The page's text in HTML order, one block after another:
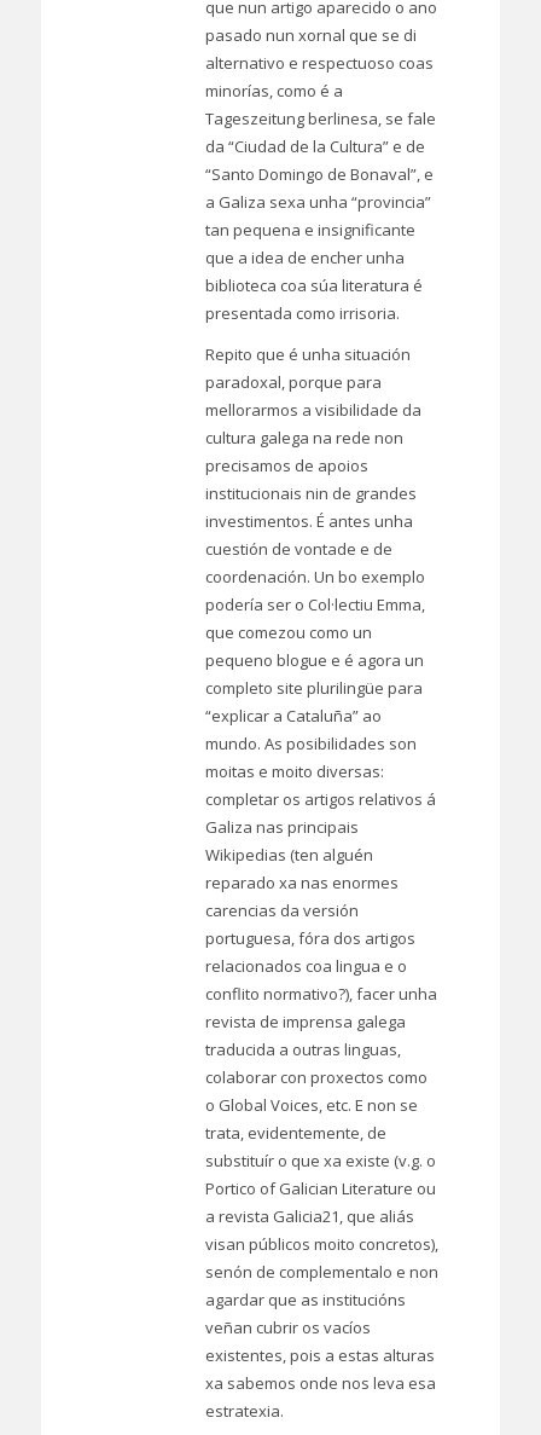
que nun artigo aparecido o ano
pasado nun xornal que se di
alternativo e respectuoso coas
minorías, como é a
Tageszeitung berlinesa, se fale
da “Ciudad de la Cultura” e de
“Santo Domingo de Bonaval”, e
a Galiza sexa unha “provincia”
tan pequena e insignificante
que a idea de encher unha
biblioteca coa súa literatura é
presentada como irrisoria.
Repito que é unha situación
paradoxal, porque para
mellorarmos a visibilidade da
cultura galega na rede non
precisamos de apoios
institucionais nin de grandes
investimentos. É antes unha
cuestión de vontade e de
coordenación. Un bo exemplo
podería ser o Col·lectiu Emma,
que comezou como un
pequeno blogue e é agora un
completo site plurilingüe para
“explicar a Cataluña” ao
mundo. As posibilidades son
moitas e moito diversas:
completar os artigos relativos á
Galiza nas principais
Wikipedias (ten alguén
reparado xa nas enormes
carencias da versión
portuguesa, fóra dos artigos
relacionados coa lingua e o
conflito normativo?), facer unha
revista de imprensa galega
traducida a outras linguas,
colaborar con proxectos como
o Global Voices, etc. E non se
trata, evidentemente, de
substituír o que xa existe (v.g. o
Portico of Galician Literature ou
a revista Galicia21, que aliás
visan públicos moito concretos),
senón de complementalo e non
agardar que as institucións
veñan cubrir os vacíos
existentes, pois a estas alturas
xa sabemos onde nos leva esa
estratexia.